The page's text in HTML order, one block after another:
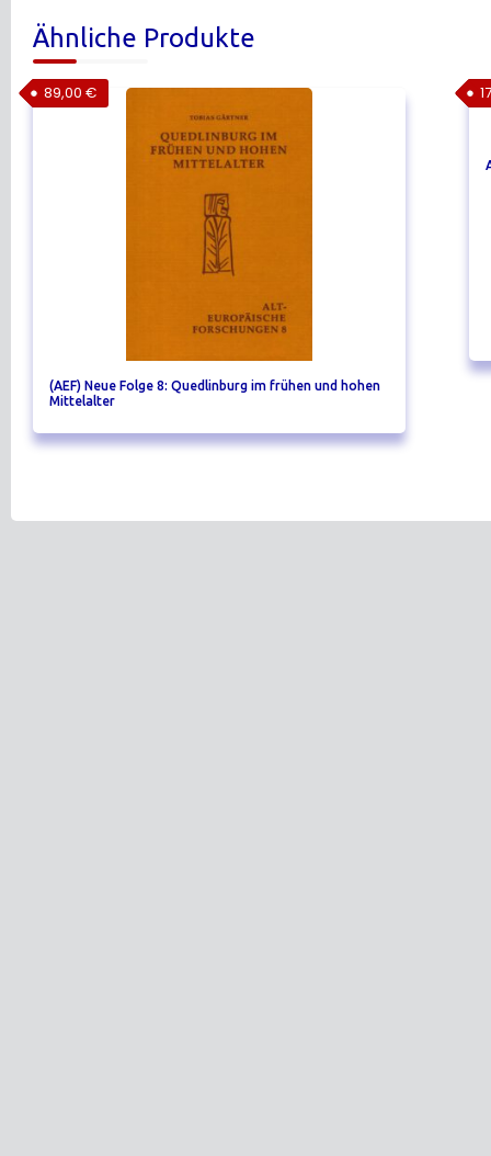
Ähnliche Produkte
(AEF) Neue Folge 8: Quedlinburg im frühen und hohen
Mittelalter
89,00 €